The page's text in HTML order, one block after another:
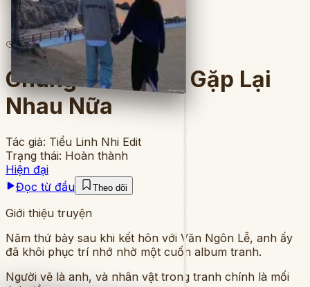
3lượt đọc· 4chương
Chúng Ta Không Gặp Lại
Nhau Nữa
Tác giả: Tiểu Linh Nhi Edit
Trạng thái: Hoàn thành
Hiện đại
Đọc từ đầu
Theo dõi
Giới thiệu truyện
Năm thứ bảy sau khi kết hôn với Văn Ngôn Lễ, anh ấy
đã khôi phục trí nhớ nhờ một cuốn album tranh.
Người vẽ là anh, và nhân vật trong tranh chính là mối